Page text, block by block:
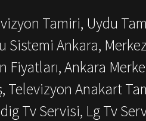
Tamiri, Uydu
Sistemi Ankara,
Fiyatları, Ankara
Televizyon Anakart
Tv Servisi, Lg Tv